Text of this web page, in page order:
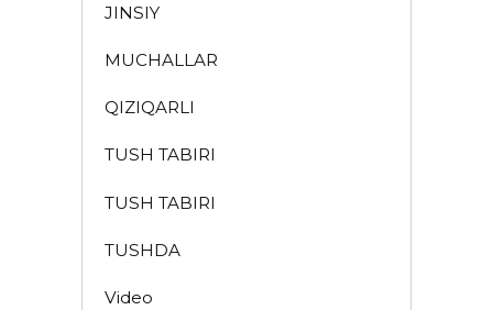
JINSIY
MUCHALLAR
QIZIQARLI
TUSH TABIRI
TUSH TABIRI
TUSHDA
Video